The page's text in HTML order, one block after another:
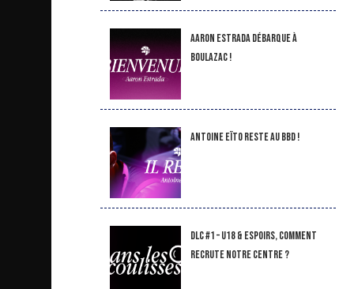
Aaron Estrada débarque à
Boulazac !
Antoine Eïto reste au BBD !
DLC #1 – U18 & Espoirs, comment
recrute notre Centre ?